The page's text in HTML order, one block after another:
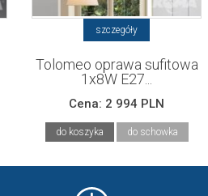
szczegóły
Tolomeo oprawa sufitowa
1x8W E27...
Cena: 2 994 PLN
do koszyka do schowka